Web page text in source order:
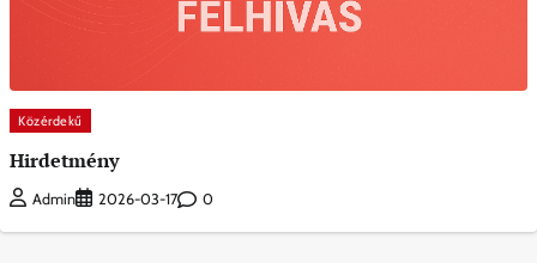
Közérdekű
Hirdetmény
Admin 2026-03-17 0